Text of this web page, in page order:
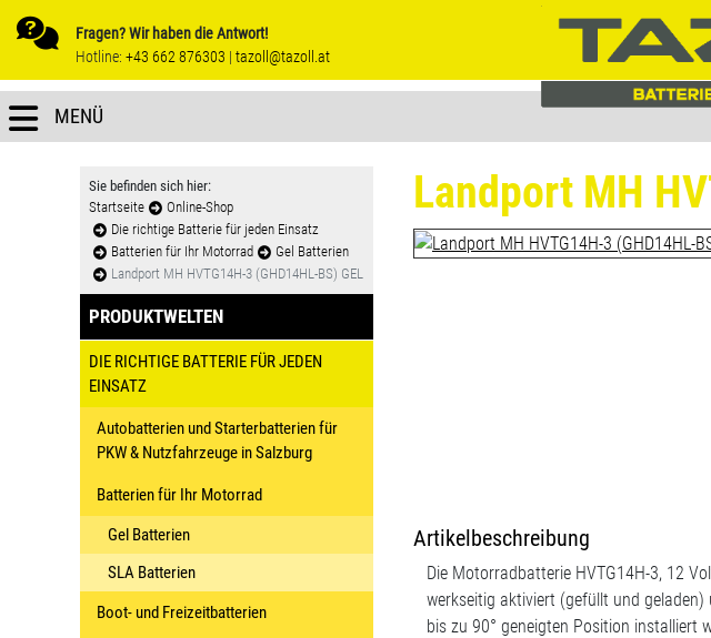
Fragen? Wir haben die Antwort!
Hotline: +43 662 876303 | tazoll@tazoll.at
MENÜ
Sie befinden sich hier:
Startseite
Online-Shop
Die richtige Batterie für jeden Einsatz
Batterien für Ihr Motorrad
Gel Batterien
Landport MH HVTG14H-3 (GHD14HL-BS) GEL
PRODUKTWELTEN
DIE RICHTIGE BATTERIE FÜR JEDEN
EINSATZ
Autobatterien und Starterbatterien für
PKW & Nutzfahrzeuge in Salzburg
Batterien für Ihr Motorrad
Gel Batterien
SLA Batterien
Boot- und Freizeitbatterien
Landport MH
Artikelbeschreibung
Die Motorradbatterie HVTG14H-3, 12
werkseitig aktiviert (gefüllt und
bis zu 90° geneigten Position installiert